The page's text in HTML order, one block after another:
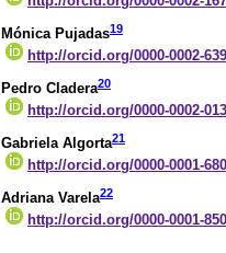
Mónica Pujadas19
http://orcid.org/0000-0002-
Pedro Cladera20
http://orcid.org/0000-0002-
Gabriela Algorta21
http://orcid.org/0000-0001-
Adriana Varela22
http://orcid.org/0000-0001-